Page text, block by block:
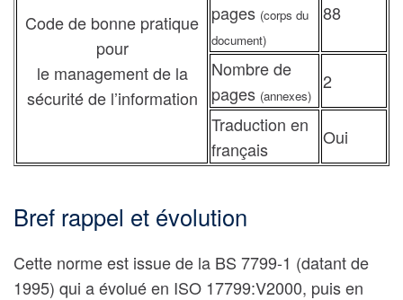
Code de bonne pratique
pour
le management de la
sécurité de l’information
pages (corps du
document)
88
Nombre de
pages (annexes)
2
Traduction en
français
Oui
Bref rappel et évolution
Cette norme est issue de la BS 7799-1 (datant de
1995) qui a évolué en ISO 17799:V2000, puis en